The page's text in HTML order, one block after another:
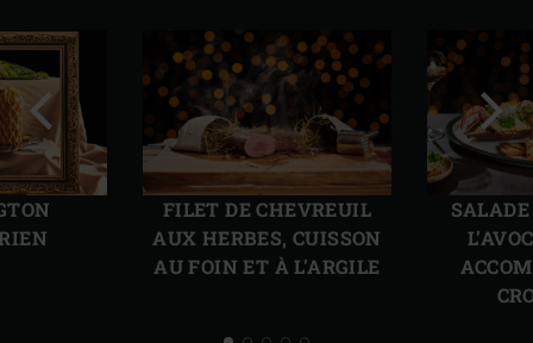
FILET DE CHEVREUIL
AUX HERBES, CUISSON
AU FOIN ET À L'ARGILE
Diapo
précédente